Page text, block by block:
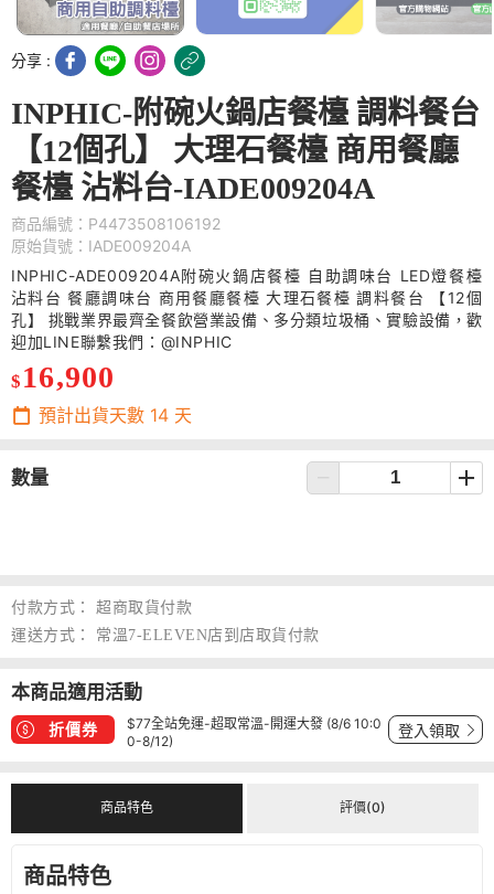
分享 :
INPHIC-附碗火鍋店餐檯 調料餐台
【12個孔】 大理石餐檯 商用餐廳
餐檯 沾料台-IADE009204A
商品編號：P4473508106192
原始貨號：IADE009204A
INPHIC-ADE009204A附碗火鍋店餐檯 自助調味台 LED燈餐檯
沾料台 餐廳調味台 商用餐廳餐檯 大理石餐檯 調料餐台 【12個
孔】 挑戰業界最齊全餐飲營業設備、多分類垃圾桶、實驗設備，歡
迎加LINE聯繫我們：@INPHIC
$ 16,900
預計出貨天數 14 天
數量
付款方式：
超商取貨付款
運送方式：
常溫7-ELEVEN店到店取貨付款
本商品適用活動
折價券
$77全站免運-超取常溫-開運大發 (8/6 10:0
0-8/12)
登入領取
商品特色 評價(0)
商品特色